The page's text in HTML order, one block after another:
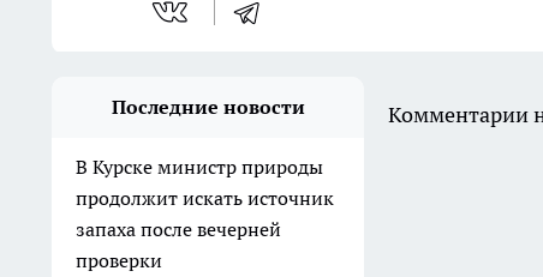
Последние новости
В Курске министр природы
продолжит искать источник
запаха после вечерней
проверки
Комментарии